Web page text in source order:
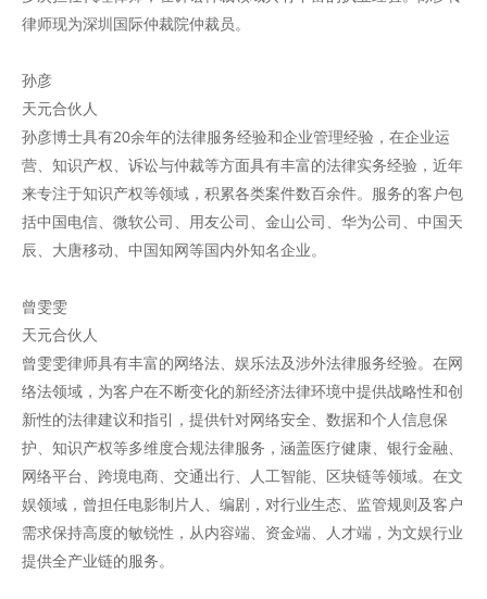
律师现为深圳国际仲裁院仲裁员。
孙彦
天元合伙人
孙彦博士具有20余年的法律服务经验和企业管理经验，在企业运
营、知识产权、诉讼与仲裁等方面具有丰富的法律实务经验，近年
来专注于知识产权等领域，积累各类案件数百余件。服务的客户包
括中国电信、微软公司、用友公司、金山公司、华为公司、中国天
辰、大唐移动、中国知网等国内外知名企业。
曾雯雯
天元合伙人
曾雯雯律师具有丰富的网络法、娱乐法及涉外法律服务经验。在网
络法领域，为客户在不断变化的新经济法律环境中提供战略性和创
新性的法律建议和指引，提供针对网络安全、数据和个人信息保
护、知识产权等多维度合规法律服务，涵盖医疗健康、银行金融、
网络平台、跨境电商、交通出行、人工智能、区块链等领域。在文
娱领域，曾担任电影制片人、编剧，对行业生态、监管规则及客户
需求保持高度的敏锐性，从内容端、资金端、人才端，为文娱行业
提供全产业链的服务。